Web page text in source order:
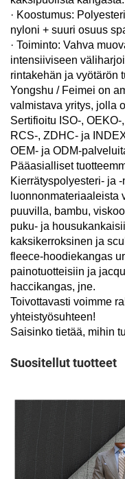
· Koostumus:
nyloni + suuri osuus
· Toiminto: Vahva
intensiiviseen
rintakehän ja vyötärön
Yongshu / Feimei on
valmistava yritys, jolla
Sertifioitu ISO-,
RCS-, ZDHC- ja
OEM- ja ODM-
Pääasialliset
Kierrätyspolyesteri- ja
luonnonmateriaaleista
puuvilla, bambu,
puku- ja
kaksikerroksinen ja
fleece-hoodiekangas
painotuotteisiin ja
haccikangas, jne.
Toivottavasti voimme
yhteistyösuhteen!
Saisinko tietää, mihin
Suositellut tuotteet